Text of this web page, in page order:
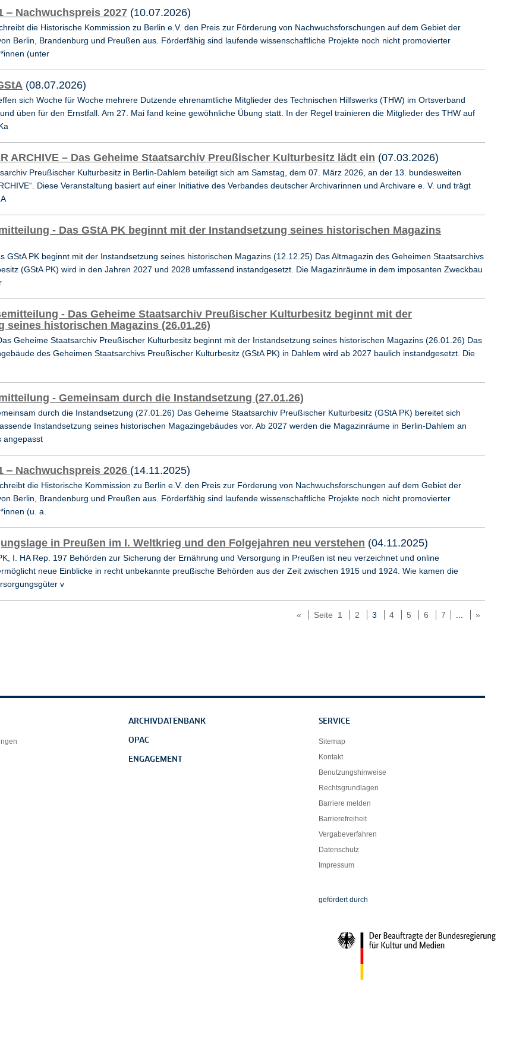
‒ Nachwuchspreis 2027 (10.07.2026)
die Historische Kommission zu Berlin e.V. den Preis zur Förderung von Nachwuchsforschungen auf dem Gebiet der
Berlin, Brandenburg und Preußen aus. Förderfähig sind laufende wissenschaftliche Projekte noch nicht promovierter
(unter
(08.07.2026)
sich Woche für Woche mehrere Dutzende ehrenamtliche Mitglieder des Technischen Hilfswerks (THW) im Ortsverband
üben für den Ernstfall. Am 27. Mai fand keine gewöhnliche Übung statt. In der Regel trainieren die Mitglieder des THW auf
ARCHIVE – Das Geheime Staatsarchiv Preußischer Kulturbesitz lädt ein (07.03.2026)
Preußischer Kulturbesitz in Berlin-Dahlem beteiligt sich am Samstag, dem 07. März 2026, an der 13. bundesweiten
Diese Veranstaltung basiert auf einer Initiative des Verbandes deutscher Archivarinnen und Archivare e. V. und trägt
- Das GStA PK beginnt mit der Instandsetzung seines historischen Magazins
GStA PK beginnt mit der Instandsetzung seines historischen Magazins (12.12.25) Das Altmagazin des Geheimen Staatsarchivs
(GStA PK) wird in den Jahren 2027 und 2028 umfassend instandgesetzt. Die Magazinräume in dem imposanten Zweckbau
- Das Geheime Staatsarchiv Preußischer Kulturbesitz beginnt mit der
seines historischen Magazins (26.01.26)
Geheime Staatsarchiv Preußischer Kulturbesitz beginnt mit der Instandsetzung seines historischen Magazins (26.01.26) Das
des Geheimen Staatsarchivs Preußischer Kulturbesitz (GStA PK) in Dahlem wird ab 2027 baulich instandgesetzt. Die
- Gemeinsam durch die Instandsetzung (27.01.26)
durch die Instandsetzung (27.01.26) Das Geheime Staatsarchiv Preußischer Kulturbesitz (GStA PK) bereitet sich
Instandsetzung seines historischen Magazingebäudes vor. Ab 2027 werden die Magazinräume in Berlin-Dahlem an
angepasst
‒ Nachwuchspreis 2026 (14.11.2025)
die Historische Kommission zu Berlin e.V. den Preis zur Förderung von Nachwuchsforschungen auf dem Gebiet der
Berlin, Brandenburg und Preußen aus. Förderfähig sind laufende wissenschaftliche Projekte noch nicht promovierter
(u. a.
in Preußen im I. Weltkrieg und den Folgejahren neu verstehen (04.11.2025)
I. HA Rep. 197 Behörden zur Sicherung der Ernährung und Versorgung in Preußen ist neu verzeichnet und online
neue Einblicke in recht unbekannte preußische Behörden aus der Zeit zwischen 1915 und 1924. Wie kamen die
v
« Seite 1 2 3 4 5 6 7 »
ARCHIVDATENBANK
OPAC
ENGAGEMENT
SERVICE
Sitemap
Kontakt
Benutzungshinweise
Rechtsgrundlagen
Barriere melden
Barrierefreiheit
Vergabeverfahren
Datenschutz
Impressum
gefördert durch